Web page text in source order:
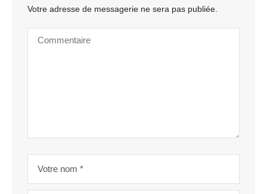
Votre adresse de messagerie ne sera pas publiée.